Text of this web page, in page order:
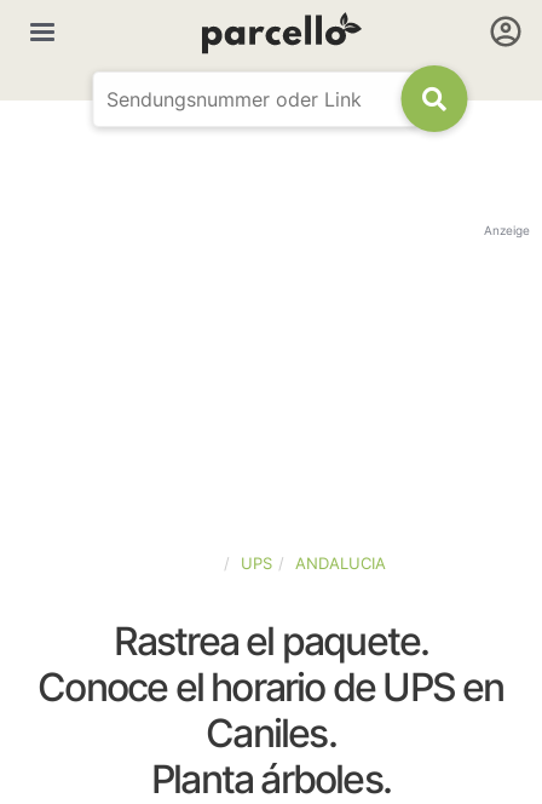
Anzeige
UPS ANDALUCIA
Rastrea el paquete.
Conoce el horario de UPS en
Caniles.
Planta árboles.